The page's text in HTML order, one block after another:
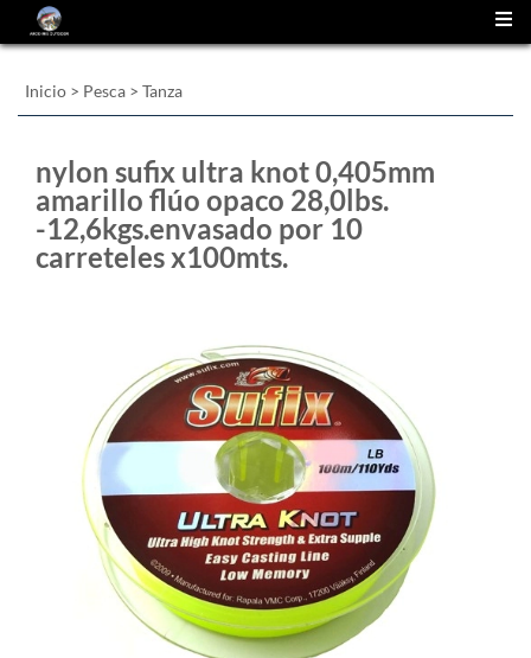
Inicio > Pesca > Tanza
nylon sufix ultra knot 0,405mm
amarillo flúo opaco 28,0lbs.
-12,6kgs.envasado por 10
carreteles x100mts.